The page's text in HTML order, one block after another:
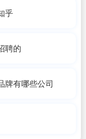
乎
聘的
牌有哪些公司